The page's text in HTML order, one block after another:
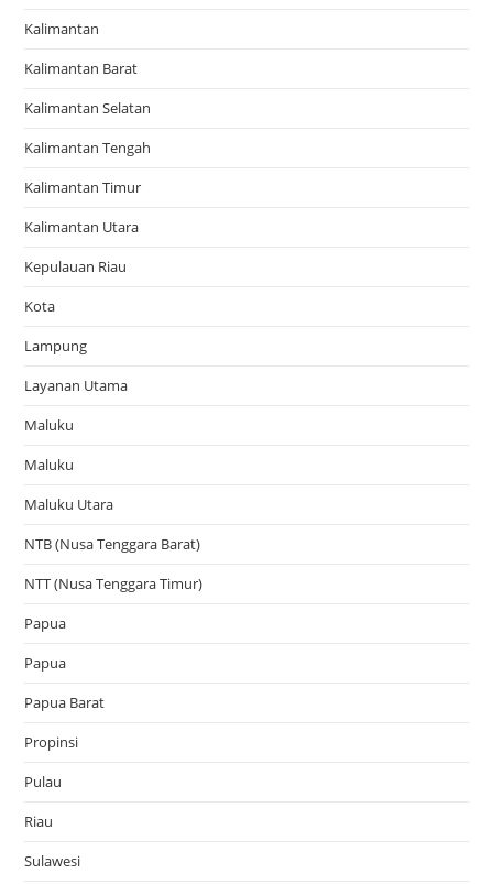
Kalimantan
Kalimantan Barat
Kalimantan Selatan
Kalimantan Tengah
Kalimantan Timur
Kalimantan Utara
Kepulauan Riau
Kota
Lampung
Layanan Utama
Maluku
Maluku
Maluku Utara
NTB (Nusa Tenggara Barat)
NTT (Nusa Tenggara Timur)
Papua
Papua
Papua Barat
Propinsi
Pulau
Riau
Sulawesi